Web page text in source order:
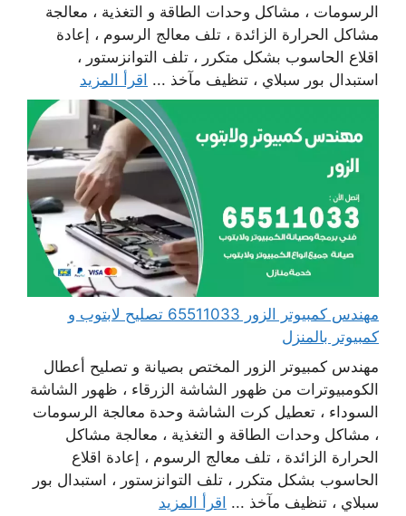
الرسومات ، مشاكل وحدات الطاقة و التغذية ، معالجة
مشاكل الحرارة الزائدة ، تلف معالج الرسوم ، إعادة
اقلاع الحاسوب بشكل متكرر ، تلف التوانزستور ،
استبدال بور سبلاي ، تنظيف مآخذ ... اقرأ المزيد
مهندس كمبيوتر الزور 65511033 تصليح لابتوب و
كمبيوتر بالمنزل
مهندس كمبيوتر الزور المختص بصيانة و تصليح أعطال
الكومبيوترات من ظهور الشاشة الزرقاء ، ظهور الشاشة
السوداء ، تعطيل كرت الشاشة وحدة معالجة الرسومات
، مشاكل وحدات الطاقة و التغذية ، معالجة مشاكل
الحرارة الزائدة ، تلف معالج الرسوم ، إعادة اقلاع
الحاسوب بشكل متكرر ، تلف التوانزستور ، استبدال بور
سبلاي ، تنظيف مآخذ ... اقرأ المزيد